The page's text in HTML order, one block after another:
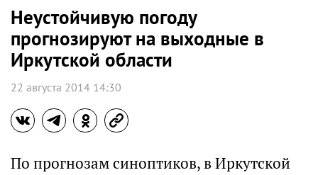
Неустойчивую погоду
прогнозируют на выходные в
Иркутской области
22 августа 2014 14:30
По прогнозам синоптиков, в Иркутской